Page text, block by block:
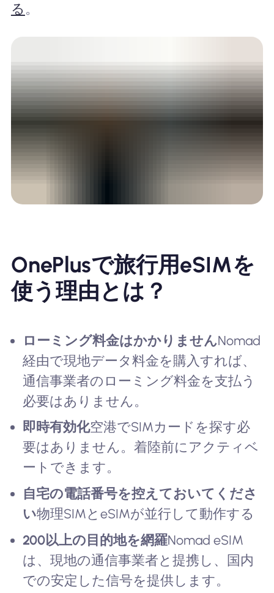
る 。
OnePlusで旅行用eSIMを
使う理由とは？
ローミング料金はかかりませんNomad
経由で現地データ料金を購入すれば、
通信事業者のローミング料金を支払う
必要はありません。
即時有効化空港でSIMカードを探す必
要はありません。着陸前にアクティベ
ートできます。
自宅の電話番号を控えておいてくださ
い物理SIMとeSIMが並行して動作する
200以上の目的地を網羅Nomad eSIM
は、現地の通信事業者と提携し、国内
での安定した信号を提供します。